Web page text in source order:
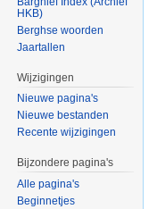
HKB)
Berghse woorden
Jaartallen
Wijzigingen
Nieuwe pagina's
Nieuwe bestanden
Recente wijzigingen
Bijzondere pagina's
Alle pagina's
Beginnetjes